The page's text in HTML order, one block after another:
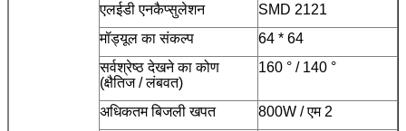
एलईडी एनकैप्सुलेशन
SMD 2121
मॉड्यूल का संकल्प
64 * 64
सर्वश्रेष्ठ देखने का कोण
(क्षैतिज / लंबवत)
160 ° / 140 °
अधिकतम बिजली खपत
800W / एम 2